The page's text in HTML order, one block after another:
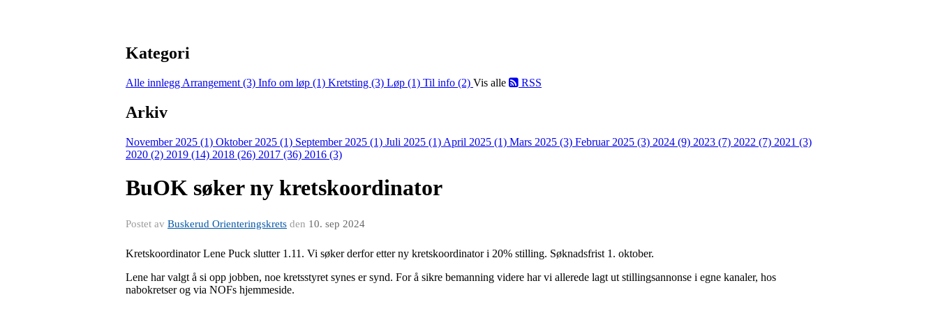
Kategori
Alle innlegg Arrangement (3) Info om løp (1) Kretsting (3) Løp (1) Til info (2) Vis alle RSS
Arkiv
November 2025 (1) Oktober 2025 (1) September 2025 (1) Juli 2025 (1) April 2025 (1) Mars 2025 (3) Februar 2025 (3) 2024 (9) 2023 (7) 2022 (7) 2021 (3)
2020 (2) 2019 (14) 2018 (26) 2017 (36) 2016 (3)
BuOK søker ny kretskoordinator
Postet av Buskerud Orienteringskrets den 10. sep 2024
Kretskoordinator Lene Puck slutter 1.11. Vi søker derfor etter ny kretskoordinator i 20% stilling. Søknadsfrist 1. oktober.
Lene har valgt å si opp jobben, noe kretsstyret synes er synd. For å sikre bemanning videre har vi allerede lagt ut stillingsannonse i egne kanaler, hos
nabokretser og via NOFs hjemmeside.